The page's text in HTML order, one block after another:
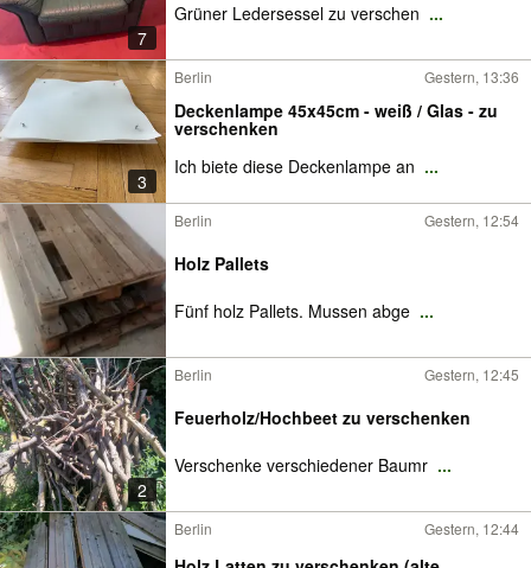
7
Grüner Ledersessel zu verschen ...
3
Berlin Gestern, 13:36
Deckenlampe 45x45cm - weiß / Glas - zu
verschenken
Ich biete diese Deckenlampe an ...
Berlin Gestern, 12:54
Holz Pallets
Fünf holz Pallets. Mussen abge ...
2
Berlin Gestern, 12:45
Feuerholz/Hochbeet zu verschenken
Verschenke verschiedener Baumr ...
Berlin Gestern, 12:44